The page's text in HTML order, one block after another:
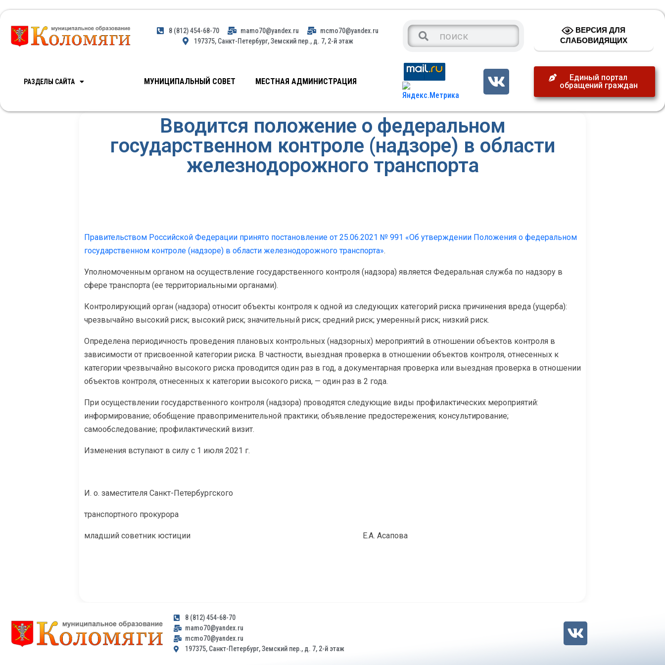
8 (812) 454-68-70 mamo70@yandex.ru
mcmo70@yandex.ru
197375, Санкт-Петербург, Земский пер., д. 7, 2-й этаж
ВЕРСИЯ ДЛЯ
СЛАБОВИДЯЩИХ
РАЗДЕЛЫ САЙТА МУНИЦИПАЛЬНЫЙ СОВЕТ МЕСТНАЯ АДМИНИСТРАЦИЯ
Единый портал
обращений граждан
Вводится положение о федеральном
государственном контроле (надзоре) в области
железнодорожного транспорта
Правительством Российской Федерации принято постановление от 25.06.2021 № 991 «Об утверждении Положения о федеральном
государственном контроле (надзоре) в области железнодорожного транспорта».
Уполномоченным органом на осуществление государственного контроля (надзора) является Федеральная служба по надзору в
сфере транспорта (ее территориальными органами).
Контролирующий орган (надзора) относит объекты контроля к одной из следующих категорий риска причинения вреда (ущерба):
чрезвычайно высокий риск; высокий риск; значительный риск; средний риск; умеренный риск; низкий риск.
Определена периодичность проведения плановых контрольных (надзорных) мероприятий в отношении объектов контроля в
зависимости от присвоенной категории риска. В частности, выездная проверка в отношении объектов контроля, отнесенных к
категории чрезвычайно высокого риска проводится один раз в год, а документарная проверка или выездная проверка в отношении
объектов контроля, отнесенных к категории высокого риска, — один раз в 2 года.
При осуществлении государственного контроля (надзора) проводятся следующие виды профилактических мероприятий:
информирование; обобщение правоприменительной практики; объявление предостережения; консультирование;
самообследование; профилактический визит.
Изменения вступают в силу с 1 июля 2021 г.
И. о. заместителя Санкт-Петербургского
транспортного прокурора
младший советник юстиции Е.А. Асапова
8 (812) 454-68-70
mamo70@yandex.ru
mcmo70@yandex.ru
197375, Санкт-Петербург, Земский пер., д. 7, 2-й этаж